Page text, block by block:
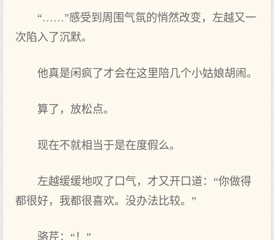
“……”感受到周围气氛的悄然改变，左越又一
次陷入了沉默。
他真是闲疯了才会在这里陪几个小姑娘胡闹。
算了，放松点。
现在不就相当于是在度假么。
左越缓缓地叹了口气，才又开口道：“你做得
都很好，我都很喜欢。没办法比较。”
骆芹：“！”